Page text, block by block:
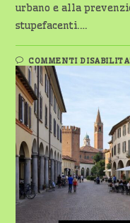
urbano e alla
stupefacenti.…
COMMENTI